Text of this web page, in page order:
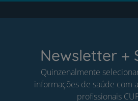
Newsletter +
Quinzenalmente
informações de saúde com
profissionais